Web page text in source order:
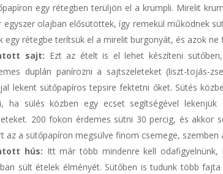
egy rétegben terüljön el a krumpli. Mirelit
egyszer olajban elősütöttek, így remekül működnek
egy rétegbe terítsük el a mirelit burgonyát, és azok ne
sajt: Ezt az ételt is el lehet készíteni
duplán panírozni a sajtszeleteket (liszt-tojás-
lekent sütőpapíros tepsire fektetni őket. Sütés
ha sülés közben egy ecset segítségével
200 fokon érdemes sütni 30 percig, és akkor
az a sütőpapíron megsülve finom csemege, szemben
hús: Itt már több mindenre kell
sült ételek élményét. Sütőben is tudunk több